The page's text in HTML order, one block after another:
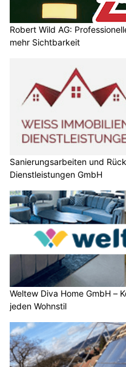
Robert Wild AG:
mehr Sichtbarkeit
Sanierungsarbeiten und
Dienstleistungen GmbH
Weltew Diva Home GmbH –
jeden Wohnstil